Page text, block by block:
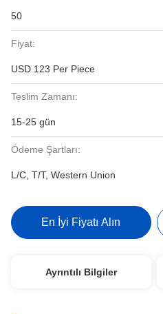
50
Fiyat:
USD 123 Per Piece
Teslim Zamanı:
15-25 gün
Ödeme Şartları:
L/C, T/T, Western Union
En İyi Fiyatı Alın
Ayrıntılı Bilgiler